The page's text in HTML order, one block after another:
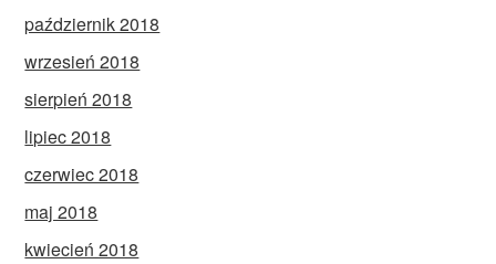
październik 2018
wrzesień 2018
sierpień 2018
lipiec 2018
czerwiec 2018
maj 2018
kwiecień 2018